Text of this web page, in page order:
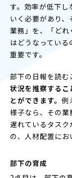
す。効率が低下し
いく必要があり
業務」を、「ど
はどうなってい
重要です。
部下の日報を読む
状況を推察するこ
とができます。 例
様子なら、その
遅れているタス
の、人材配置にお
部下の育成